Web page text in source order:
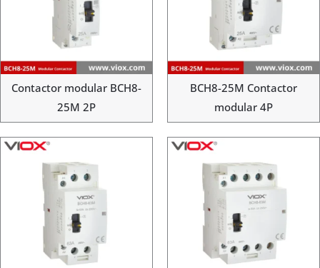
Contactor modular BCH8-
25M 2P
BCH8-25M Contactor
modular 4P